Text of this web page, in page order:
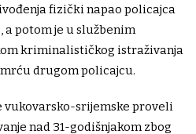
fizički napao policajca
potom je u službenim
kriminalističkog istraživanja
drugom policajcu.
vukovarsko-srijemske proveli
nad 31-godišnjakom zbog